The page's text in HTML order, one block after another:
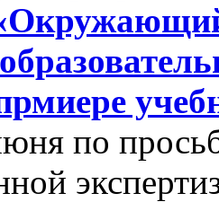
по